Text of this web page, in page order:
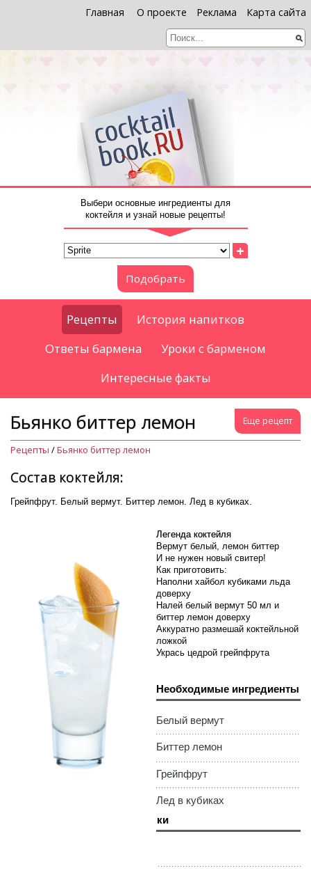
Главная О проекте Реклама Карта сайта
Выбери основные ингредиенты для
коктейля и узнай новые рецепты!
+
Подобрать
Рецепты
История напитков
Ответы бармена
Уроки с барменом
Интересные факты
Еще рецепт
Бьянко биттер лемон
Рецепты /Бьянко биттер лемон
Состав коктейля:
Грейпфрут. Белый вермут. Биттер лемон. Лед в кубиках.
Легенда коктейля
Вермут белый, лемон биттер
И не нужен новый свитер!
Как приготовить:
Наполни хайбол кубиками льда
доверху
Налей белый вермут 50 мл и
биттер лемон доверху
Аккуратно размешай коктейльной
ложкой
Укрась цедрой грейпфрута
Необходимые ингредиенты
Белый вермут
Биттер лемон
Грейпфрут
Лед в кубиках
Необходимые штучки